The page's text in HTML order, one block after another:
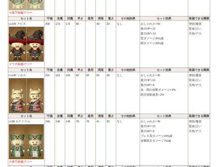
※体下装備フリー
セット名 守備 攻魔 回魔 早さ 器用 洒落 重さ その他効果 セット効果
装備できる職業
Lv105 アビス
※ウデ装備フリー
208 173 173 86 49 33 なし
おしゃれさ+50
最大HP+10
最大MP+10
雷ダメージ20%減
闇ダメージ20%減
僧侶/魔使
賢者/占い
天地/デス
セット名 守備 攻魔 回魔 早さ 器用 洒落 重さ その他効果 セット効果
装備できる職業
Lv100 ソポス
215 163 163 82 82 55 38 なし
おしゃれさ+45
最大HP+10
最大MP+8
炎・闇の攻撃ダメージ+5%
呪文発動速度+2%
僧侶/魔使
賢者/占い
天地/デス
セット名 守備 攻魔 回魔 早さ 器用 洒落 重さ その他効果 セット効果
装備できる職業
Lv99 カテドラル
※体下装備フリー
156 148 148 78 78 41 30 なし
おしゃれさ+45
最大HP+10
最大MP+8
ブレス系ダメージ10%減
攻撃呪文ダメージ7%減
僧侶/魔使
賢者/占い
天地/デス